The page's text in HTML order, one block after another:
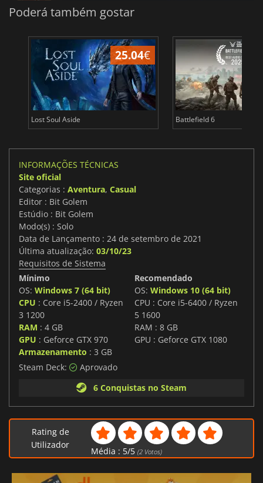
Poderá também gostar
25.04€
Lost Soul Aside Battlefield 6
INFORMAÇÕES TÉCNICAS
Site oficial
Categorias : Aventura, Casual
Editor : Bit Golem
Estúdio : Bit Golem
Modo(s) : Solo
Data de Lançamento : 24 de setembro de 2021
Última atualização: 03/10/23
Requisitos de Sistema
Mínimo
OS: Windows 7 (64 bit)
CPU : Core i5-2400 / Ryzen
3 1200
RAM : 4 GB
GPU : Geforce GTX 970
Armazenamento : 3 GB
Recomendado
OS: Windows 10 (64 bit)
CPU : Core i5-6400 / Ryzen
5 1600
RAM : 8 GB
GPU : Geforce GTX 1080
Steam Deck:
Aprovado
6 Conquistas no Steam
Rating de
Utilizador
Média : 5/5 (2Votos)